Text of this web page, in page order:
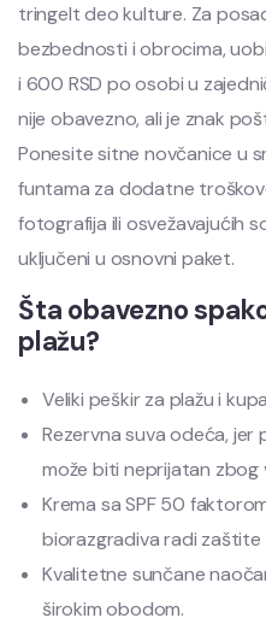
tringelt deo kulture. Za
bezbednosti i obrocima,
i 600 RSD po osobi u
nije obavezno, ali je znak
Ponesite sitne novčanice u
funtama za dodatne
fotografija ili osvežavajućih
uključeni u osnovni paket.
Šta obavezno
plažu?
Veliki peškir za plažu i
Rezervna suva odeća,
može biti neprijatan zbog
Krema sa SPF 50
biorazgradiva radi zaštite
Kvalitetne sunčane
širokim obodom.